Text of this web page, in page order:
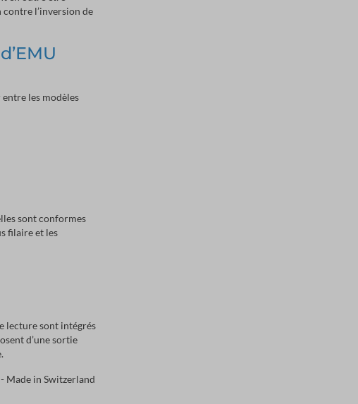
l’inversion de
les modèles
sont conformes
filaire et les
lecture sont intégrés
d’une sortie
Made in Switzerland